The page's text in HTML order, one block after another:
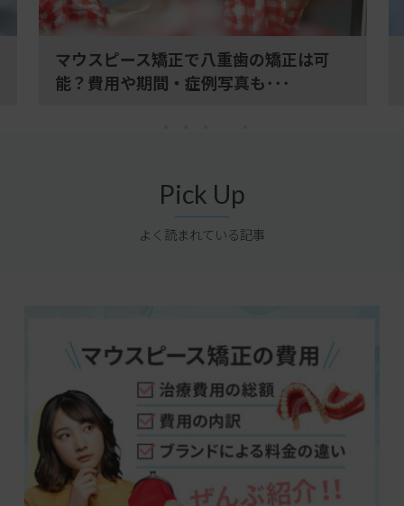
マウスピース矯正で八重歯の矯正は可
能？費用や期間・症例写真も･･･
Pick Up
よく読まれている記事